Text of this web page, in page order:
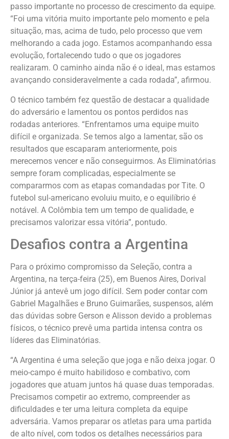
passo importante no processo de crescimento da equipe.
“Foi uma vitória muito importante pelo momento e pela
situação, mas, acima de tudo, pelo processo que vem
melhorando a cada jogo. Estamos acompanhando essa
evolução, fortalecendo tudo o que os jogadores
realizaram. O caminho ainda não é o ideal, mas estamos
avançando consideravelmente a cada rodada”, afirmou.
O técnico também fez questão de destacar a qualidade
do adversário e lamentou os pontos perdidos nas
rodadas anteriores. “Enfrentamos uma equipe muito
difícil e organizada. Se temos algo a lamentar, são os
resultados que escaparam anteriormente, pois
merecemos vencer e não conseguirmos. As Eliminatórias
sempre foram complicadas, especialmente se
compararmos com as etapas comandadas por Tite. O
futebol sul-americano evoluiu muito, e o equilíbrio é
notável. A Colômbia tem um tempo de qualidade, e
precisamos valorizar essa vitória”, pontudo.
Desafios contra a Argentina
Para o próximo compromisso da Seleção, contra a
Argentina, na terça-feira (25), em Buenos Aires, Dorival
Júnior já antevê um jogo difícil. Sem poder contar com
Gabriel Magalhães e Bruno Guimarães, suspensos, além
das dúvidas sobre Gerson e Alisson devido a problemas
físicos, o técnico prevê uma partida intensa contra os
líderes das Eliminatórias.
“A Argentina é uma seleção que joga e não deixa jogar. O
meio-campo é muito habilidoso e combativo, com
jogadores que atuam juntos há quase duas temporadas.
Precisamos competir ao extremo, compreender as
dificuldades e ter uma leitura completa da equipe
adversária. Vamos preparar os atletas para uma partida
de alto nível, com todos os detalhes necessários para